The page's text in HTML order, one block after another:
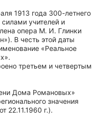
1913 года 300-летнего
учителей и
опера М. И. Глинки
В честь этой даты
«Реальное
третьем и четвертым
Дома Романовых»
значения
22.11.1960 г.).